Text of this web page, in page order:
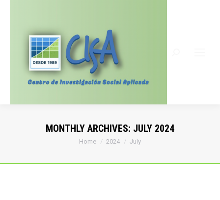
MONTHLY ARCHIVES: JULY 2024
You are here:
Home 2024 July